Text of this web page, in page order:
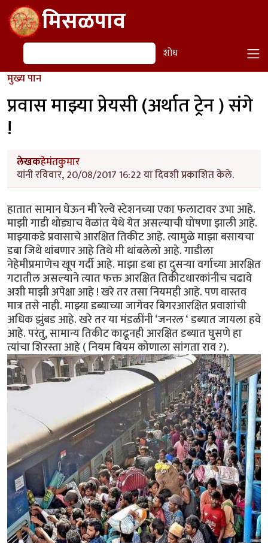
Skip to main contentमिसळपाव
शोध शोध
मुख्य पान
प्रवास माझ्या प्रेयसी (अर्थात ट्रेन ) संगे
!
लेखकहेमंतकुमार
यांनी रविवार, 20/08/2017 16:22 या दिवशी प्रकाशित केले.
हातात सामान घेऊन मी रेल्वे स्टेशनच्या एका फलाटावर उभा आहे.
माझी गाडी थोड्याच वेळांत येथे येत असल्याची घोषणा झाली आहे.
माझ्याकडे प्रवासाचे आरक्षित तिकीट आहे. त्यामुळे माझा बसायचा
डबा जिथे थांबणार आहे तिथे मी थांबलेलो आहे. गाडीला
नेहेमीप्रमाणेच खूप गर्दी आहे. माझा डबा हा दुसऱ्या वर्गाच्या आरक्षित
गटातील असल्याने त्यात फक्त आरक्षित तिकीटधारकांनीच चढावे
अशी माझी अपेक्षा आहे ! खरे तर तसा नियमही आहे. पण वास्तव
मात्र तसे नाही. माझ्या डब्याच्या जागेवर बिगरआरक्षित प्रवाशांची
अधिक झुंबड आहे. खरे तर या मंडळींनी ‘जनरल ‘ डब्यात जायला हवे
आहे. परंतु, सामान्य तिकीट काढूनही आरक्षित डब्यात घुसणे हा
त्यांचा शिरस्ता आहे ( नियम बियम कोणाला सांगता राव ?).